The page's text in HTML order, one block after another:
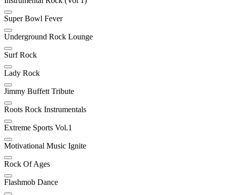
Super Bowl Fever
Underground Rock Lounge
Surf Rock
Lady Rock
Jimmy Buffett Tribute
Roots Rock Instrumentals
Extreme Sports Vol.1
Motivational Music Ignite
Rock Of Ages
Flashmob Dance